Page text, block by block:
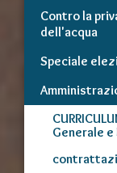
Contro la
dell'acqua
Speciale
Generale